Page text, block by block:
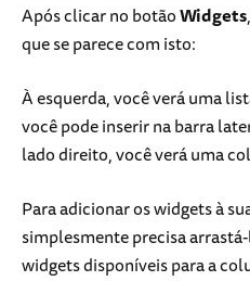
Após clicar no botãoWidgets
que se parece com isto:
À esquerda, você verá uma
você pode inserir na barra
lado direito, você verá uma
Para adicionar os widgets à
simplesmente precisa
widgets disponíveis para a